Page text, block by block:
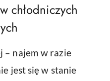
chłodniczych
– najem w razie
jest się w stanie